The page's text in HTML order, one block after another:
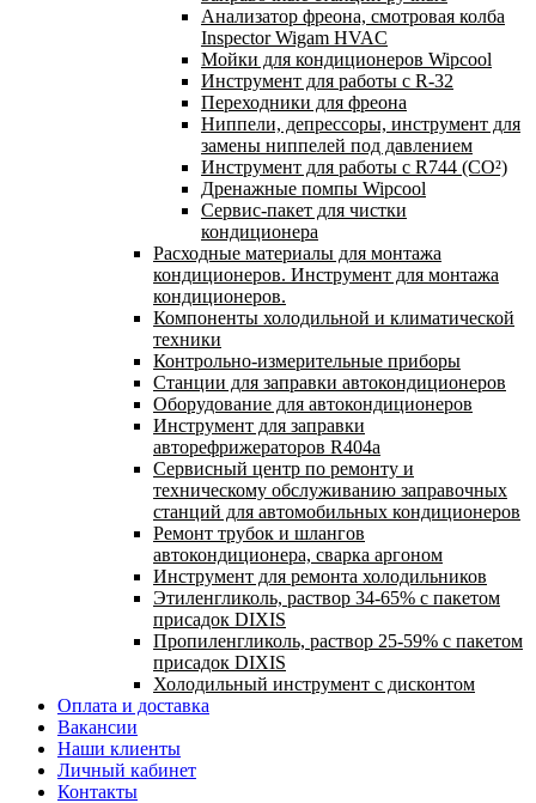
Анализатор фреона, смотровая колба
Inspector Wigam HVAC
Мойки для кондиционеров Wipcool
Инструмент для работы с R-32
Переходники для фреона
Ниппели, депрессоры, инструмент для
замены ниппелей под давлением
Инструмент для работы с R744 (CO²)
Дренажные помпы Wipcool
Сервис-пакет для чистки
кондиционера
Расходные материалы для монтажа
кондиционеров. Инструмент для монтажа
кондиционеров.
Компоненты холодильной и климатической
техники
Контрольно-измерительные приборы
Станции для заправки автокондиционеров
Оборудование для автокондиционеров
Инструмент для заправки
авторефрижераторов R404a
Сервисный центр по ремонту и
техническому обслуживанию заправочных
станций для автомобильных кондиционеров
Ремонт трубок и шлангов
автокондиционера, сварка аргоном
Инструмент для ремонта холодильников
Этиленгликоль, раствор 34-65% с пакетом
присадок DIXIS
Пропиленгликоль, раствор 25-59% с пакетом
присадок DIXIS
Холодильный инструмент с дисконтом
Оплата и доставка
Вакансии
Наши клиенты
Личный кабинет
Контакты